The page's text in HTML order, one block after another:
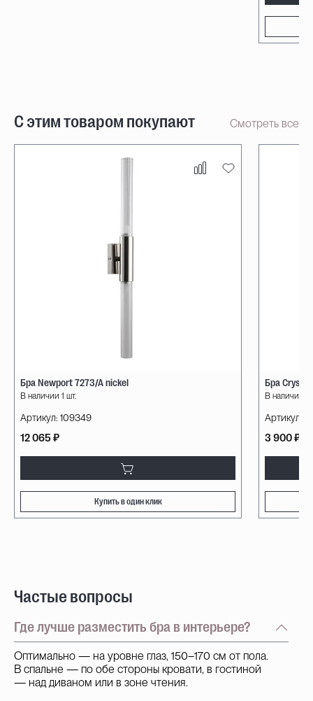
С этим товаром покупают Смотреть все
Бра Newport 7273/A nickel
В наличии 1 шт.
Артикул: 109349
12 065 ₽
Купить в один клик
Бра Crystal
В наличии 1
Артикул:
3 900 ₽
Частые вопросы
Где лучше разместить бра в интерьере?
Оптимально — на уровне глаз, 150–170 см от пола.
В спальне — по обе стороны кровати, в гостиной
— над диваном или в зоне чтения.